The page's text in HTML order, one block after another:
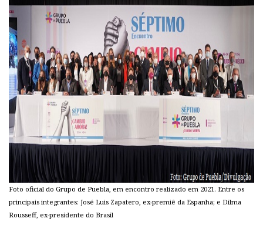
Foto oficial do Grupo de Puebla, em encontro realizado em 2021. Entre os
principais integrantes: José Luis Zapatero, ex-premiê da Espanha; e Dilma
Rousseff, ex-presidente do Brasil